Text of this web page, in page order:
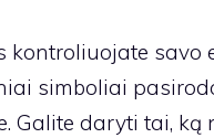
kontroliuojate savo
simboliai
Galite daryti tai, ką